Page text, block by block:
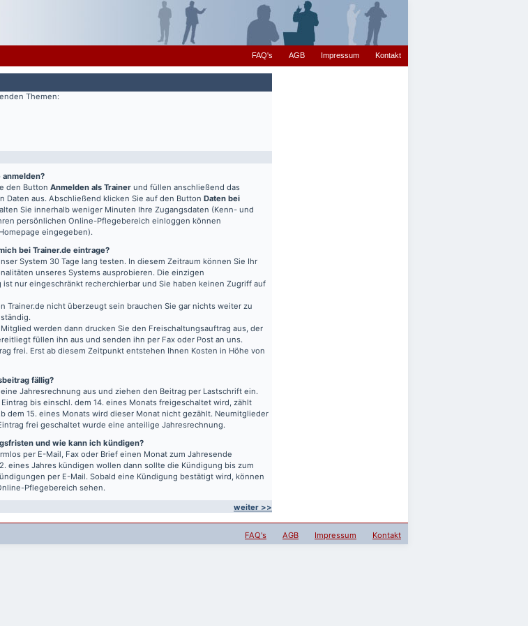
FAQ's AGB Impressum Kontakt
Themen:
den Button Anmelden als Trainer und füllen anschließend das
Daten aus. Abschließend klicken Sie auf den Button Daten bei
Sie innerhalb weniger Minuten Ihre Zugangsdaten (Kenn- und
persönlichen Online-Pflegebereich einloggen können
eingegeben).
bei Trainer.de eintrage?
System 30 Tage lang testen. In diesem Zeitraum können Sie Ihr
unseres Systems ausprobieren. Die einzigen
ist nur eingeschränkt recherchierbar und Sie haben keinen Zugriff auf
Trainer.de nicht überzeugt sein brauchen Sie gar nichts weiter zu
werden dann drucken Sie den Freischaltungsauftrag aus, der
füllen ihn aus und senden ihn per Fax oder Post an uns.
frei. Erst ab diesem Zeitpunkt entstehen Ihnen Kosten in Höhe von
fällig?
Jahresrechnung aus und ziehen den Beitrag per Lastschrift ein.
bis einschl. dem 14. eines Monats freigeschaltet wird, zählt
dem 15. eines Monats wird dieser Monat nicht gezählt. Neumitglieder
frei geschaltet wurde eine anteilige Jahresrechnung.
und wie kann ich kündigen?
per E-Mail, Fax oder Brief einen Monat zum Jahresende
eines Jahres kündigen wollen dann sollte die Kündigung bis zum
per E-Mail. Sobald eine Kündigung bestätigt wird, können
Pflegebereich sehen.
weiter >>
FAQ's AGB Impressum Kontakt